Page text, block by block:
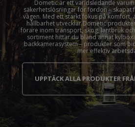
Dometic är ett världsledande
säkerhetslösningar för fordon – skapat
vägen. Med ett starkt fokus på komfort,
hållbarhet utvecklar Dometic
förare inom transport, skog, lantbruk
sortiment hittar du bland annat
backkamerasystem – produkter som
mer effektiv
UPPTÄCK ALLA PRODUKTER